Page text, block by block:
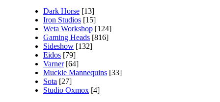
Dark Horse [13]
Iron Studios [15]
Weta Workshop [124]
Gaming Heads [816]
Sideshow [132]
Eidos [79]
Varner [64]
Muckle Mannequins [33]
Sota [27]
Studio Oxmox [4]